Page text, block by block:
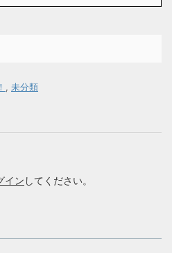
, 未分類
イン してください。